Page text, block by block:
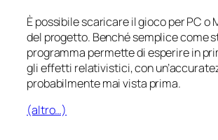
È possibile scaricare il gioco per PC o
del progetto. Benché semplice come
programma permette di esperire in
gli effetti relativistici, con
probabilmente mai vista prima.
(altro…)